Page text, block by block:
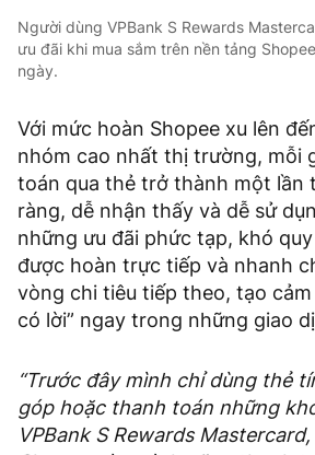
Người dùng VPBank S Rewards
ưu đãi khi mua sắm trên nền tảng
ngày.
Với mức hoàn Shopee xu lên
nhóm cao nhất thị trường, mỗi
toán qua thẻ trở thành một lần
ràng, dễ nhận thấy và dễ sử
những ưu đãi phức tạp, khó
được hoàn trực tiếp và nhanh
vòng chi tiêu tiếp theo, tạo cảm
có lời” ngay trong những giao
“Trước đây mình chỉ dùng thẻ
góp hoặc thanh toán những
VPBank S Rewards